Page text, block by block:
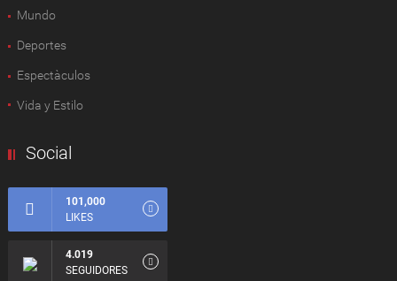
Mundo
Deportes
Espectàculos
Vida y Estilo
Social
101,000
LIKES
4.019
SEGUIDORES